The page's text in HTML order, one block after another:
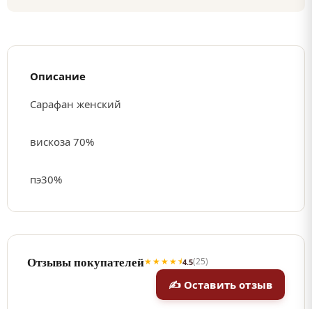
Описание
Сарафан женский
вискоза 70%
пэ30%
Отзывы покупателей★★★★⯨4.5(25)
✍ Оставить отзыв